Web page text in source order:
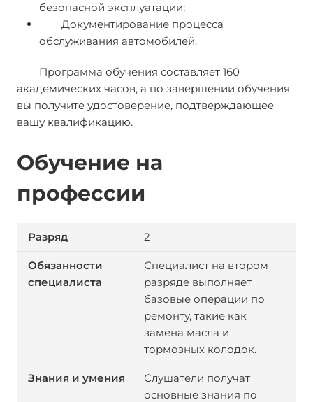
безопасной эксплуатации;
Документирование процесса
обслуживания автомобилей.
Программа обучения составляет 160
академических часов, а по завершении обучения
вы получите удостоверение, подтверждающее
вашу квалификацию.
Обучение на
профессии
2
Специалист на втором
разряде выполняет
базовые операции по
ремонту, такие как
замена масла и
тормозных колодок.
Слушатели получат
основные знания по